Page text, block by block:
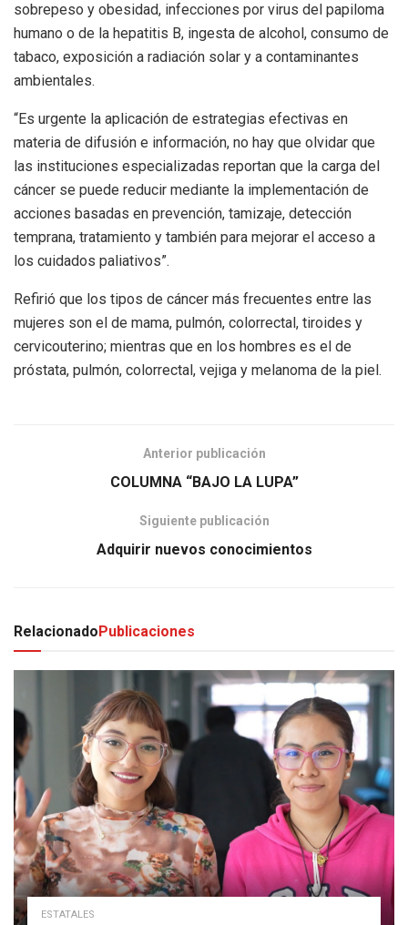
sobrepeso y obesidad, infecciones por virus del papiloma
humano o de la hepatitis B, ingesta de alcohol, consumo de
tabaco, exposición a radiación solar y a contaminantes
ambientales.
“Es urgente la aplicación de estrategias efectivas en
materia de difusión e información, no hay que olvidar que
las instituciones especializadas reportan que la carga del
cáncer se puede reducir mediante la implementación de
acciones basadas en prevención, tamizaje, detección
temprana, tratamiento y también para mejorar el acceso a
los cuidados paliativos”.
Refirió que los tipos de cáncer más frecuentes entre las
mujeres son el de mama, pulmón, colorrectal, tiroides y
cervicouterino; mientras que en los hombres es el de
próstata, pulmón, colorrectal, vejiga y melanoma de la piel.
Anterior publicación
COLUMNA “BAJO LA LUPA”
Siguiente publicación
Adquirir nuevos conocimientos
RelacionadoPublicaciones
ESTATALES